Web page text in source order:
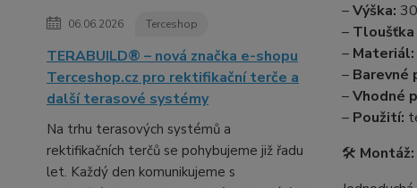
06.06.2026 Terceshop
TERABUILD® – nová značka e-shopu
Terceshop.cz pro rektifikační terče a
další terasové systémy
Na trhu terasových systémů a
rektifikačních terčů se pohybujeme již řadu
let. Každý den komunikujeme s
–Výška:
–
– Materiál:
– Barevné
–Vhodné
– Použití:
🛠️ Montáž: